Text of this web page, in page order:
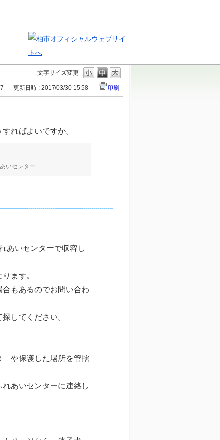
文字サイズ変更
更新日時 : 2017/03/30 15:58 印刷
ればよいですか。
いセンター
あいセンターで収容し
ます。
もあるのでお問い合わ
してください。
や保護した場所を管轄
あいセンターに連絡し